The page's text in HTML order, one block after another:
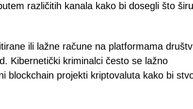
različitih kanala kako bi dosegli što širu
ili lažne račune na platformama
Kibernetički kriminalci često se lažno
blockchain projekti kriptovaluta kako bi